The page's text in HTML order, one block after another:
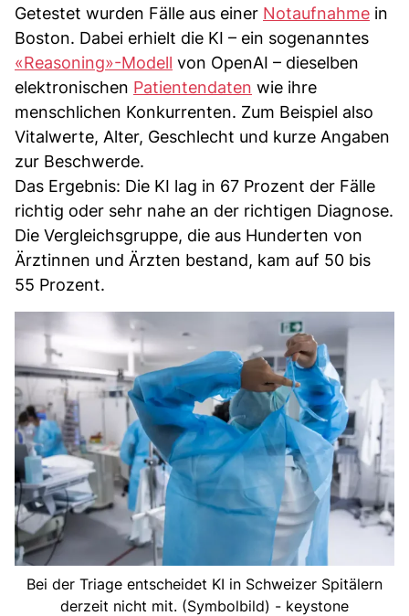
Getestet wurden Fälle aus einer Notaufnahme in
Boston. Dabei erhielt die KI – ein sogenanntes
«Reasoning»-Modell von OpenAI – dieselben
elektronischen Patientendaten wie ihre
menschlichen Konkurrenten. Zum Beispiel also
Vitalwerte, Alter, Geschlecht und kurze Angaben
zur Beschwerde.
Das Ergebnis: Die KI lag in 67 Prozent der Fälle
richtig oder sehr nahe an der richtigen Diagnose.
Die Vergleichsgruppe, die aus Hunderten von
Ärztinnen und Ärzten bestand, kam auf 50 bis
55 Prozent.
Bei der Triage entscheidet KI in Schweizer Spitälern
derzeit nicht mit. (Symbolbild) - keystone